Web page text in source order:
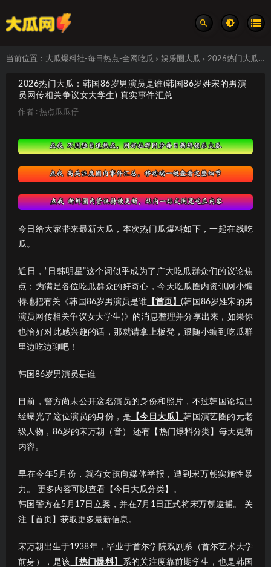
当前位置： 大瓜爆料社-每日热点-全网吃瓜 > 娱乐圈大瓜 > 2026热门大瓜：韩国86岁男演员是谁(韩国86岁姓宋的男演员网传相关争议女大学生) 真实事件汇总
2026热门大瓜：韩国86岁男演员是谁(韩国86岁姓宋的男演
员网传相关争议女大学生) 真实事件汇总
作者 : 热点瓜瓜仔
今日给大家带来最新大瓜，本次热门瓜爆料如下，一起在线吃
瓜。
近日，“日韩明星”这个词似乎成为了广大吃瓜群众们的议论焦
点；为满足各位吃瓜群众的好奇心，今天吃瓜圈内资讯网小编
特地把有关《韩国86岁男演员是谁 【首页】(韩国86岁姓宋的男
演员网传相关争议女大学生)》的消息整理并分享出来，如果你
也恰好对此感兴趣的话，那就请拿上板凳，跟随小编到吃瓜群
里边吃边聊吧！
韩国86岁男演员是谁
目前，警方尚未公开这名演员的身份和照片，不过韩国论坛已
经曝光了这位演员的身份，是 【今日大瓜】韩国演艺圈的元老
级人物，86岁的宋万朝（音） 还有【热门爆料分类】每天更新
内容。
早在今年5月份，就有女孩向媒体举报，遭到宋万朝实施性暴
力。 更多内容可以查看【今日大瓜分类】。
韩国警方在5月17日立案，并在7月1日正式将宋万朝逮捕。 关
注【首页】获取更多最新信息。
宋万朝出生于1938年，毕业于首尔学院戏剧系（首尔艺术大学
前身），是该 【热门爆料】
系的关注度靠前期学生，也是韩国